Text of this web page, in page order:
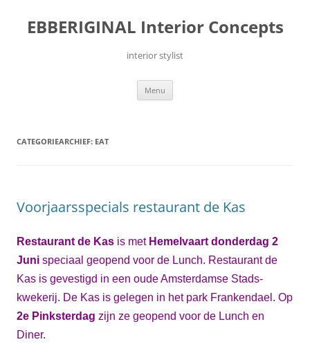
inhoud
EBBERIGINAL Interior Concepts
interior stylist
Menu
CATEGORIEARCHIEF: EAT
Voorjaarsspecials restaurant de Kas
Restaurant de Kas is met Hemelvaart donderdag 2
Juni speciaal geopend voor de Lunch. Restaurant de
Kas is gevestigd in een oude Amsterdamse Stads­
kwekerij. De Kas is gelegen in het park Frankendael. Op
2e Pinksterdag zijn ze geopend voor de Lunch en
Diner.